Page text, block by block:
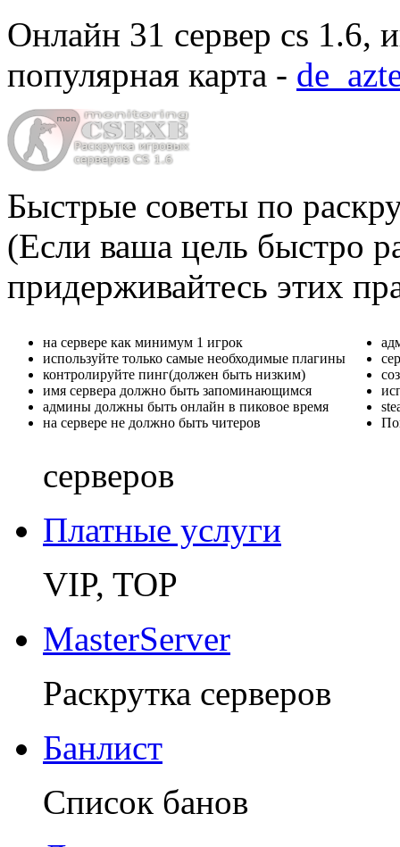
Онлайн 31 сервер cs 1.6,
популярная карта -
Быстрые советы по
(Если ваша цель быстро
придерживайтесь этих
на сервере как минимум 1 игрок
используйте только самые необходимые плагины
контролируйте пинг(должен быть низким)
имя сервера должно быть запоминающимся
админы должны быть онлайн в пиковое время
на сервере не должно быть читеров
серверов
Платные услуги
VIP, TOP
MasterServer
Раскрутка серверов
Банлист
Список банов